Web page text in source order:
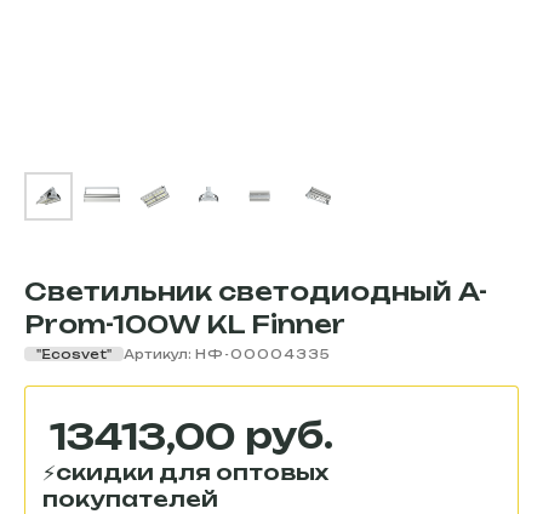
Светильник светодиодный A-
Prom-100W KL Finner
"Ecosvet" Артикул: НФ-00004335
13413,00 руб.